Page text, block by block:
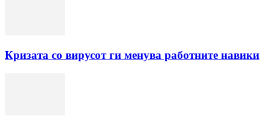
Кризата со вирусот ги менува работните навики